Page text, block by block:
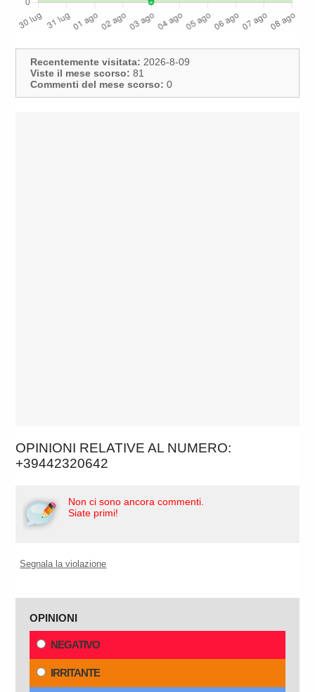
Recentemente visitata: 2026-8-09
Viste il mese scorso: 81
Commenti del mese scorso: 0
OPINIONI RELATIVE AL NUMERO:
+39442320642
Non ci sono ancora commenti.
Siate primi!
Segnala la violazione
OPINIONI
NEGATIVO
IRRITANTE